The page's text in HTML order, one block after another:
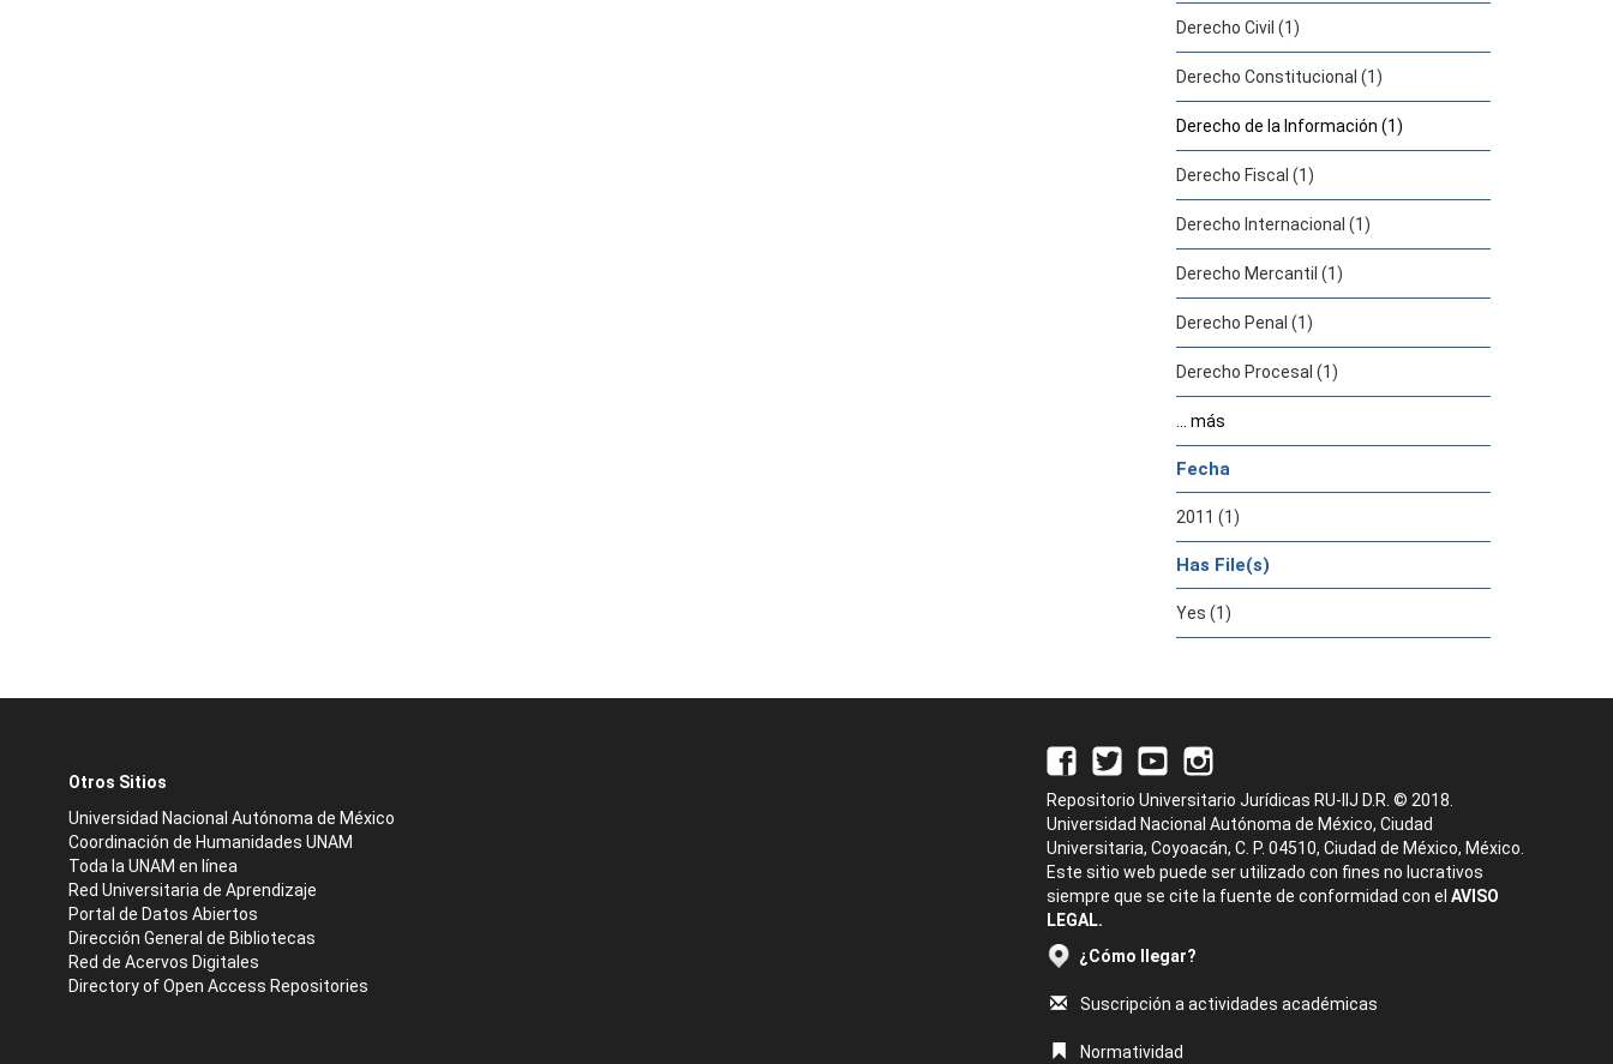
Derecho Civil (1)
Derecho Constitucional (1)
Derecho de la Información (1)
Derecho Fiscal (1)
Derecho Internacional (1)
Derecho Mercantil (1)
Derecho Penal (1)
Derecho Procesal (1)
... más
Fecha
2011 (1)
Has File(s)
Yes (1)
Otros Sitios
Universidad Nacional Autónoma de México
Coordinación de Humanidades UNAM
Toda la UNAM en línea
Red Universitaria de Aprendizaje
Portal de Datos Abiertos
Dirección General de Bibliotecas
Red de Acervos Digitales
Directory of Open Access Repositories
Repositorio Universitario Jurídicas RU-IIJ D.R. © 2018.
Universidad Nacional Autónoma de México, Ciudad
Universitaria, Coyoacán, C. P. 04510, Ciudad de México, México.
Este sitio web puede ser utilizado con fines no lucrativos
siempre que se cite la fuente de conformidad con el AVISO
LEGAL.
¿Cómo llegar?
Suscripción a actividades académicas
Normatividad